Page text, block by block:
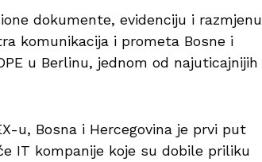
dokumente, evidenciju i razmjenu
komunikacija i prometa Bosne i
u Berlinu, jednom od najuticajnijih
u, Bosna i Hercegovina je prvi put
IT kompanije koje su dobile priliku